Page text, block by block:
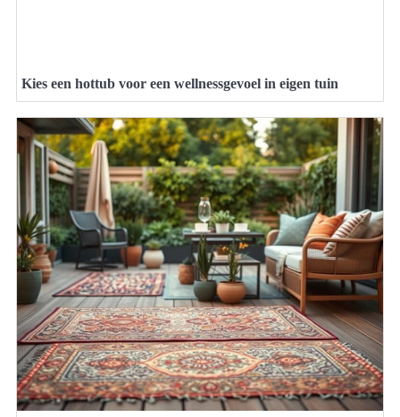
Kies een hottub voor een wellnessgevoel in eigen tuin